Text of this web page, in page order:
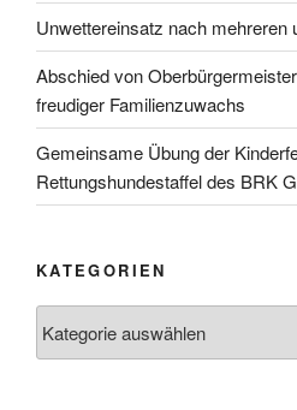
Unwettereinsatz nach mehreren
Abschied von
freudiger Familienzuwachs
Gemeinsame Übung der
Rettungshundestaffel des BRK
KATEGORIEN